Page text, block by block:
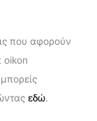
που αφορούν
oikon
εδώ.